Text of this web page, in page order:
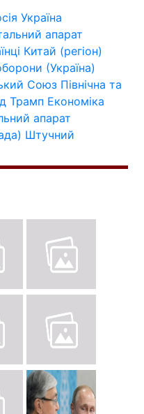
Україна
апарат
Китай (регіон)
(Україна)
Союз Північна та
Трамп Економіка
апарат
Штучний